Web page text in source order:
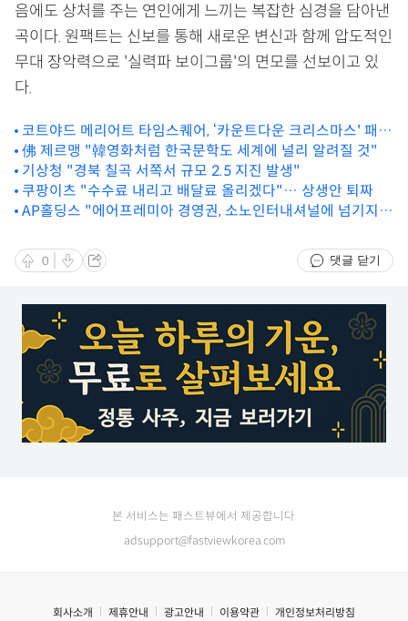
음에도 상처를 주는 연인에게 느끼는 복잡한 심경을 담아낸
곡이다. 원팩트는 신보를 통해 새로운 변신과 함께 압도적인
무대 장악력으로 '실력파 보이그룹'의 면모를 선보이고 있
다.
코트야드 메리어트 타임스퀘어, ‘카운트다운 크리스마스' 패키
지 선봬
佛 제르맹 "韓영화처럼 한국문학도 세계에 널리 알려질 것"
기상청 "경북 칠곡 서쪽서 규모 2.5 지진 발생"
쿠팡이츠 "수수료 내리고 배달료 올리겠다"… 상생안 퇴짜
AP홀딩스 "에어프레미아 경영권, 소노인터내셔널에 넘기지
0 댓글 닫기
본 서비스는 패스트뷰에서 제공합니다.
adsupport@fastviewkorea.com
회사소개 제휴안내 광고안내 이용약관 개인정보처리방침